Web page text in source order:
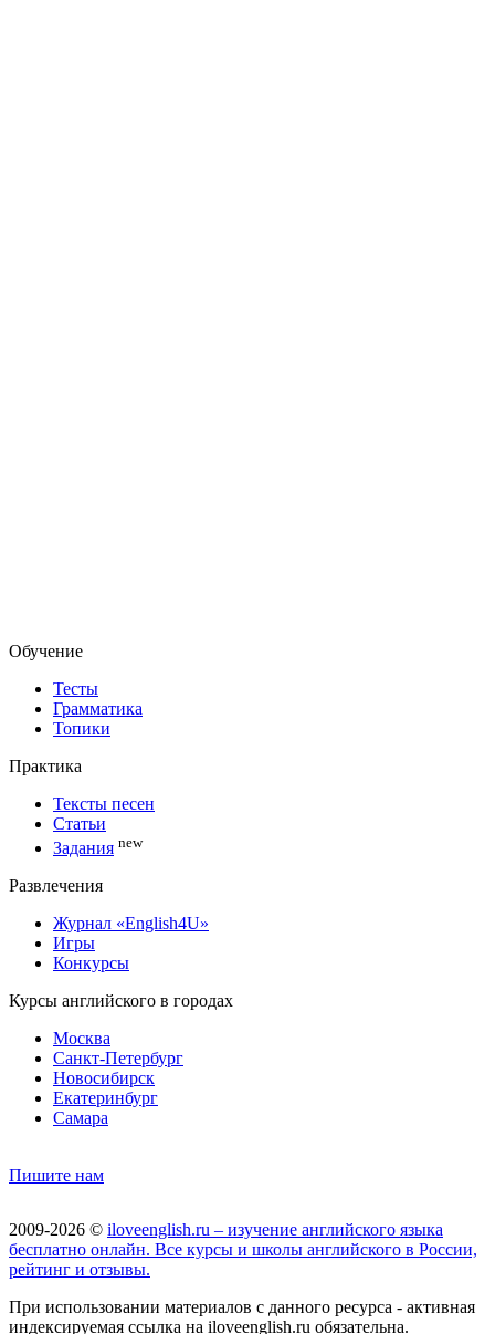
Обучение
Тесты
Грамматика
Топики
Практика
Тексты песен
Статьи
Задания new
Развлечения
Журнал «English4U»
Игры
Конкурсы
Курсы английского в городах
Москва
Санкт-Петербург
Новосибирск
Екатеринбург
Самара
Пишите нам
2009-2026 © iloveenglish.ru – изучение английского языка
бесплатно онлайн. Все курсы и школы английского в России,
рейтинг и отзывы.
При использовании материалов с данного ресурса - активная
индексируемая ссылка на iloveenglish.ru обязательна.